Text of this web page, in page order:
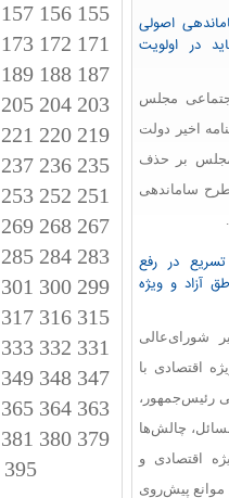
اصولی
در اولویت
مجلس
اخیر دولت
مجلس بر حذف
ساماندهی
در رفع
آزاد و ویژه
شورای‌عالی
اقتصادی با
رئیس‌جمهور،
چالش‌ها
اقتصادی و
موانع پیش‌روی
155
156
157
171
172
173
187
188
189
203
204
205
219
220
221
235
236
237
251
252
253
267
268
269
283
284
285
299
300
301
315
316
317
331
332
333
347
348
349
363
364
365
379
380
381
395